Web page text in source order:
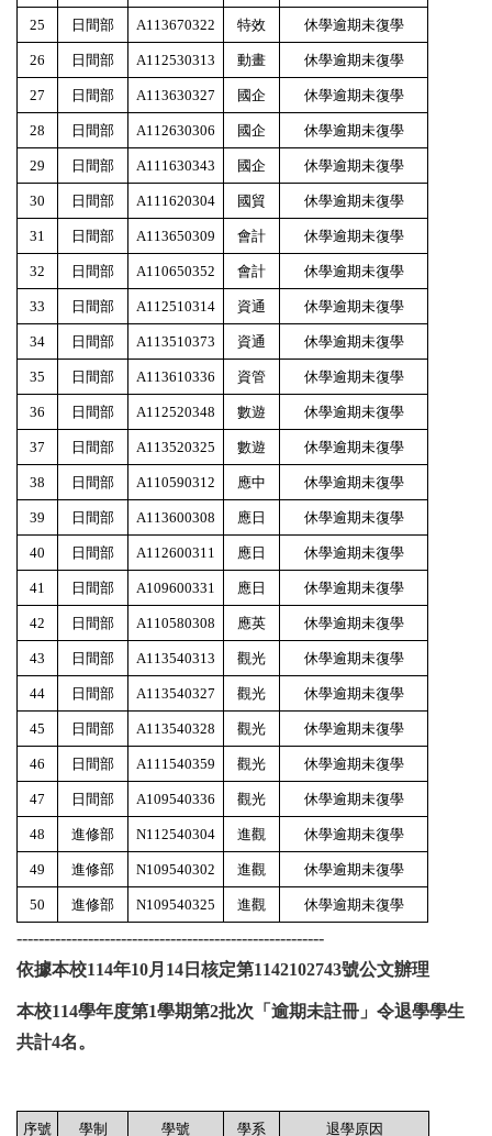
25 日間部 A113670322 特效 休學逾期未復學
26 日間部 A112530313 動畫 休學逾期未復學
27 日間部 A113630327 國企 休學逾期未復學
28 日間部 A112630306 國企 休學逾期未復學
29 日間部 A111630343 國企 休學逾期未復學
30 日間部 A111620304 國貿 休學逾期未復學
31 日間部 A113650309 會計 休學逾期未復學
32 日間部 A110650352 會計 休學逾期未復學
33 日間部 A112510314 資通 休學逾期未復學
34 日間部 A113510373 資通 休學逾期未復學
35 日間部 A113610336 資管 休學逾期未復學
36 日間部 A112520348 數遊 休學逾期未復學
37 日間部 A113520325 數遊 休學逾期未復學
38 日間部 A110590312 應中 休學逾期未復學
39 日間部 A113600308 應日 休學逾期未復學
40 日間部 A112600311 應日 休學逾期未復學
41 日間部 A109600331 應日 休學逾期未復學
42 日間部 A110580308 應英 休學逾期未復學
43 日間部 A113540313 觀光 休學逾期未復學
44 日間部 A113540327 觀光 休學逾期未復學
45 日間部 A113540328 觀光 休學逾期未復學
46 日間部 A111540359 觀光 休學逾期未復學
47 日間部 A109540336 觀光 休學逾期未復學
48 進修部 N112540304 進觀 休學逾期未復學
49 進修部 N109540302 進觀 休學逾期未復學
50 進修部 N109540325 進觀 休學逾期未復學
--------------------------------------------------------
依據本校114年10月14日核定第1142102743號公文辦理
本校114學年度第1學期第2批次「逾期未註冊」 令退學學生
共計4名。
序號 學制 學號 學系 退學原因